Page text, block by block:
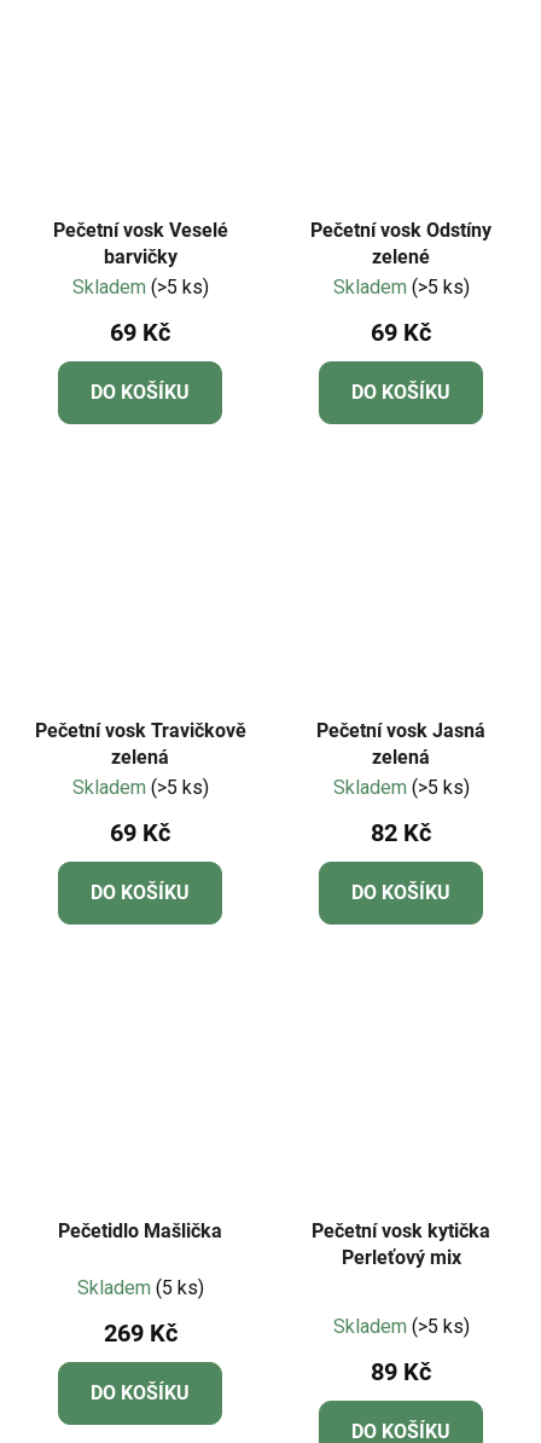
Pečetní vosk Veselé
barvičky
Skladem (>5 ks)
69 Kč
DO KOŠÍKU
Pečetní vosk Odstíny
zelené
Skladem (>5 ks)
69 Kč
DO KOŠÍKU
Pečetní vosk Travičkově
zelená
Skladem (>5 ks)
69 Kč
DO KOŠÍKU
Pečetní vosk Jasná
zelená
Skladem (>5 ks)
82 Kč
DO KOŠÍKU
Pečetidlo Mašlička
Skladem (5 ks)
269 Kč
DO KOŠÍKU
Pečetní vosk kytička
Perleťový mix
hodnocení
produktu
je
5,0
Skladem (>5 ks)
89 Kč
DO KOŠÍKU